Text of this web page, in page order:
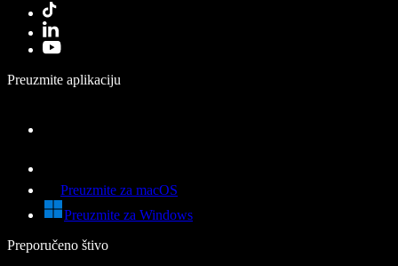
Preuzmite aplikaciju
Preuzmite za macOS
Preuzmite za Windows
Preporučeno štivo